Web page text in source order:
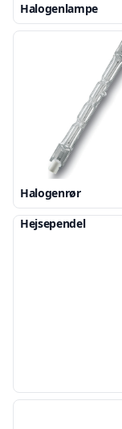
Halogenlampe
Halogenrør
Hejsependel